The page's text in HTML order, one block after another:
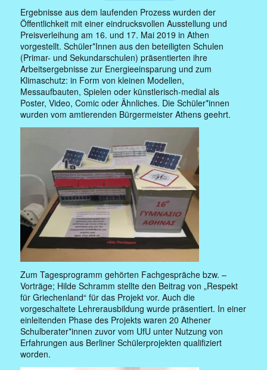
Ergebnisse aus dem laufenden Prozess wurden der
Öffentlichkeit mit einer eindrucksvollen Ausstellung und
Preisverleihung am 16. und 17. Mai 2019 in Athen
vorgestellt. Schüler*Innen aus den beteiligten Schulen
(Primar- und Sekundarschulen) präsentierten ihre
Arbeitsergebnisse zur Energieeinsparung und zum
Klimaschutz: in Form von kleinen Modellen,
Messaufbauten, Spielen oder künstlerisch-medial als
Poster, Video, Comic oder Ähnliches. Die Schüler*innen
wurden vom amtierenden Bürgermeister Athens geehrt.
Zum Tagesprogramm gehörten Fachgespräche bzw. –
Vorträge; Hilde Schramm stellte den Beitrag von „Respekt
für Griechenland“ für das Projekt vor. Auch die
vorgeschaltete Lehrerausbildung wurde präsentiert. In einer
einleitenden Phase des Projekts waren 20 Athener
Schulberater*innen zuvor vom UfU unter Nutzung von
Erfahrungen aus Berliner Schülerprojekten qualifiziert
worden.